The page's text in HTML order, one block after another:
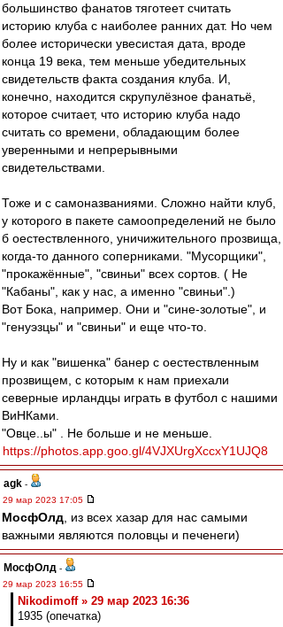
большинство фанатов тяготеет считать
историю клуба с наиболее ранних дат. Но чем
более исторически увесистая дата, вроде
конца 19 века, тем меньше убедительных
свидетельств факта создания клуба. И,
конечно, находится скрупулёзное фанатьё,
которое считает, что историю клуба надо
считать со времени, обладающим более
уверенными и непрерывными
свидетельствами.
Тоже и с самоназваниями. Сложно найти клуб,
у которого в пакете самоопределений не было
б оестествленного, уничижительного прозвища,
когда-то данного соперниками. "Мусорщики",
"прокажённые", "свиньи" всех сортов. ( Не
"Кабаны", как у нас, а именно "свиньи".)
Вот Бока, например. Они и "сине-золотые", и
"генуэзцы" и "свиньи" и еще что-то.
Ну и как "вишенка" банер с оестествленным
прозвищем, с которым к нам приехали
северные ирландцы играть в футбол с нашими
ВиНКами.
"Овце..ы" . Не больше и не меньше.
https://photos.app.goo.gl/4VJXUrgXccxY1UJQ8
agk -
29 мар 2023 17:05
МосфОлд , из всех хазар для нас самыми
важными являются половцы и печенеги)
МосфОлд -
29 мар 2023 16:55
Nikodimoff » 29 мар 2023 16:36
1935 (опечатка)